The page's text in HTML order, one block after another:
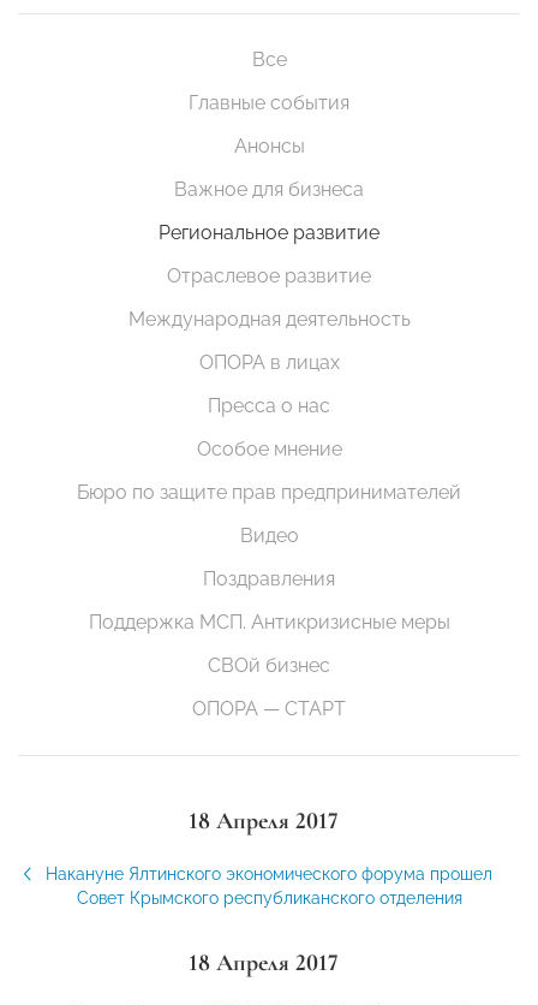
Все
Главные события
Анонсы
Важное для бизнеса
Региональное развитие
Отраслевое развитие
Международная деятельность
ОПОРА в лицах
Пресса о нас
Особое мнение
Бюро по защите прав предпринимателей
Видео
Поздравления
Поддержка МСП. Антикризисные меры
СВОй бизнес
ОПОРА — СТАРТ
18 Апреля 2017
Накануне Ялтинского экономического форума прошел
Совет Крымского республиканского отделения
18 Апреля 2017